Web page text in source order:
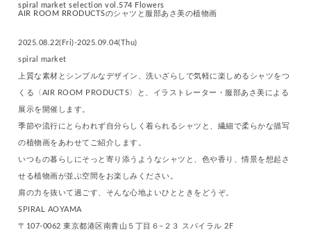
spiral market selection vol.574 Flowers
AIR ROOM RRODUCTSのシャツと服部あさ美の植物画
2025.08.22(Fri)-2025.09.04(Thu)
spiral market
上質な素材とシンプルなデザイン、洗いざらしで気軽に楽しめるシャツをつ
くる〈AIR ROOM PRODUCTS〉と、イラストレーター・服部あさ美による
展示を開催します。
季節や流行にとらわれず自分らしく着られるシャツと、繊細で柔らかな描写
の植物画をあわせてご紹介します。
いつもの暮らしにそっと寄り添うようなシャツと、色や香り、情景を想起さ
せる植物画が並ぶ空間をお楽しみください。
肩の力を抜いて過ごす、そんな心地よいひとときをどうぞ。
SPIRAL AOYAMA
〒107-0062 東京都港区南青山５丁目６−２３ スパイラル 2F